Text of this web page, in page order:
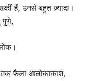
हैं, उनसे बहुत ज़्यादा।
गुणे,
तक फैला आलोकाकाश,